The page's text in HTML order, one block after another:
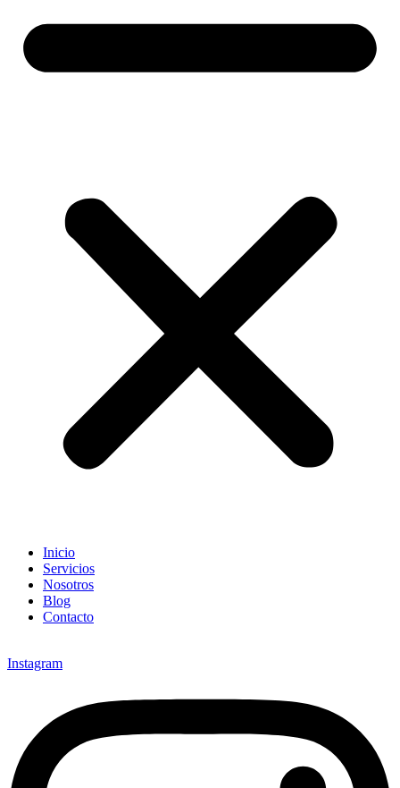
Inicio
Servicios
Nosotros
Blog
Contacto
Instagram